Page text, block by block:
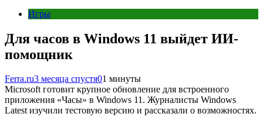
Игры
Для часов в Windows 11 выйдет ИИ-
помощник
Ferra.ru3 месяца спустя01 минуты
Microsoft готовит крупное обновление для встроенного
приложения «Часы» в Windows 11. Журналисты Windows
Latest изучили тестовую версию и рассказали о возможностях.